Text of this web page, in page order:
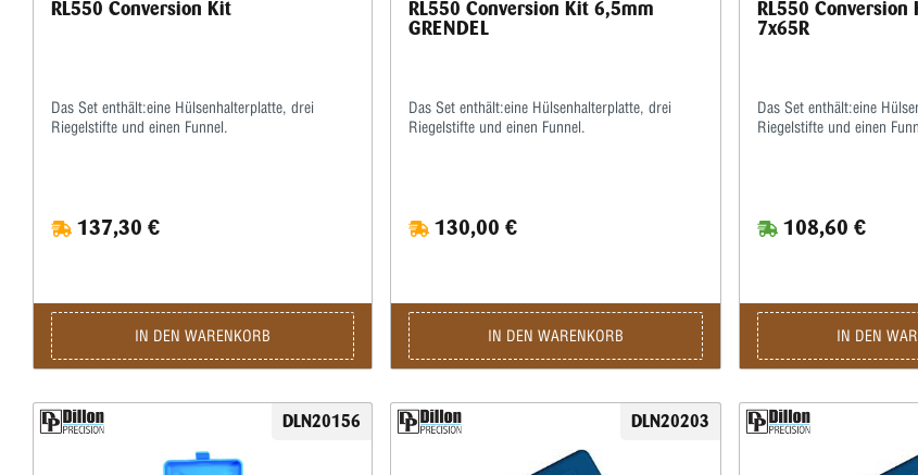
RL550 Conversion Kit
Das Set enthält:eine Hülsenhalterplatte, drei
Riegelstifte und einen Funnel.
137,30 €
IN DEN WARENKORB
RL550 Conversion Kit 6,5mm
GRENDEL
Das Set enthält:eine Hülsenhalterplatte, drei
Riegelstifte und einen Funnel.
130,00 €
IN DEN WARENKORB
RL550 Conversion
7x65R
Das Set enthält:eine
Riegelstifte und einen
108,60 €
IN DEN
DLN20156 DLN20203